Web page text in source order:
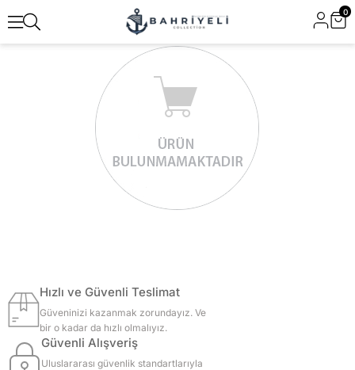
0
Hızlı ve Güvenli Teslimat
Güveninizi kazanmak zorundayız. Ve
bir o kadar da hızlı olmalıyız.
Güvenli Alışveriş
Uluslararası güvenlik standartlarıyla